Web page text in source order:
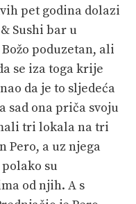
pet godina dolazi
Sushi bar u
poduzetan, ali
se iza toga krije
da je to sljedeća
sad ona priča svoju
tri lokala na tri
Pero, a uz njega
su
od njih. A s